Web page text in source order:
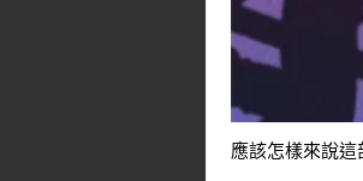
應該怎樣來說這